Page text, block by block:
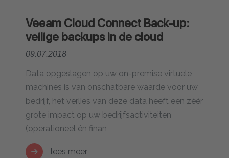
Veeam Cloud Connect Back-up:
veilige backups in de cloud
09.07.2018
Data opgeslagen op uw on-premise virtuele
machines is van onschatbare waarde voor uw
bedrijf, het verlies van deze data heeft een zéér
grote impact op uw bedrijfsactiviteiten
(operationeel én finan
lees meer